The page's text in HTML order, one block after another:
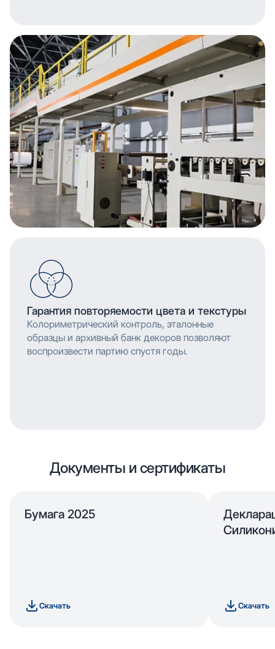
Гарантия повторяемости цвета и текстуры
Колориметрический контроль, эталонные
образцы и архивный банк декоров позволяют
воспроизвести партию спустя годы.
Документы и сертификаты
Бумага 2025
Скачать Скачать